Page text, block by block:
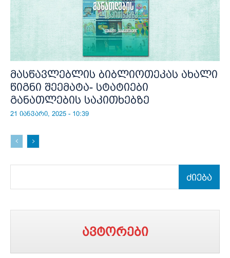
მასწავლებლის ბიბლიოთეკას ახალი
წიგნი შეემატა- სტატიები
განათლების საკითხებზე
21 იანვარი, 2025 - 10:39
ძიება
ავტორები